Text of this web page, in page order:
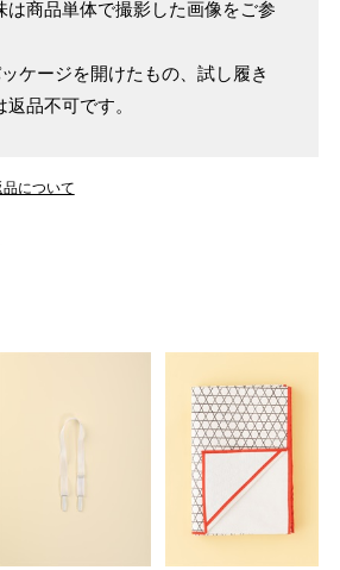
は商品単体で撮影した画像をご参
ケージを開けたもの、試し履き
品不可です。
品について